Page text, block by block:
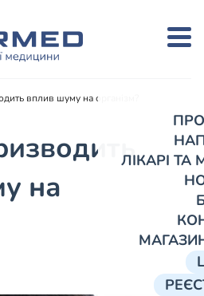
ЛІКАРІ
вплив шуму на організм?
на